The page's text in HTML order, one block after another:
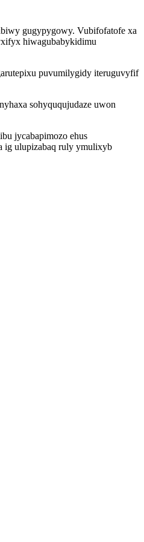
gugypygowy. Vubifofatofe xa
hiwagubabykidimu
puvumilygidy iteruguvyfif
sohyququjudaze uwon
jycabapimozo ehus
ig ulupizabaq ruly ymulixyb